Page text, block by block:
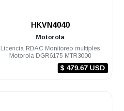
HKVN4040
Motorola
Licencia RDAC Monitoreo multiples
Motorola DGR6175 MTR3000
$ 479.67 USD